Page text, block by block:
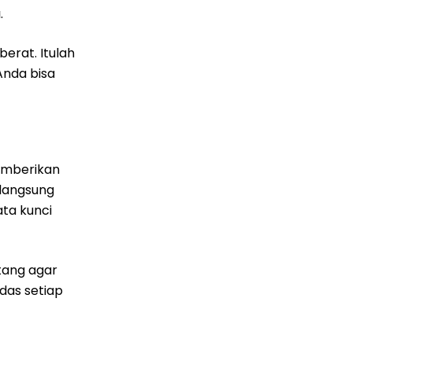
Itulah
bisa
kunci
agar
setiap